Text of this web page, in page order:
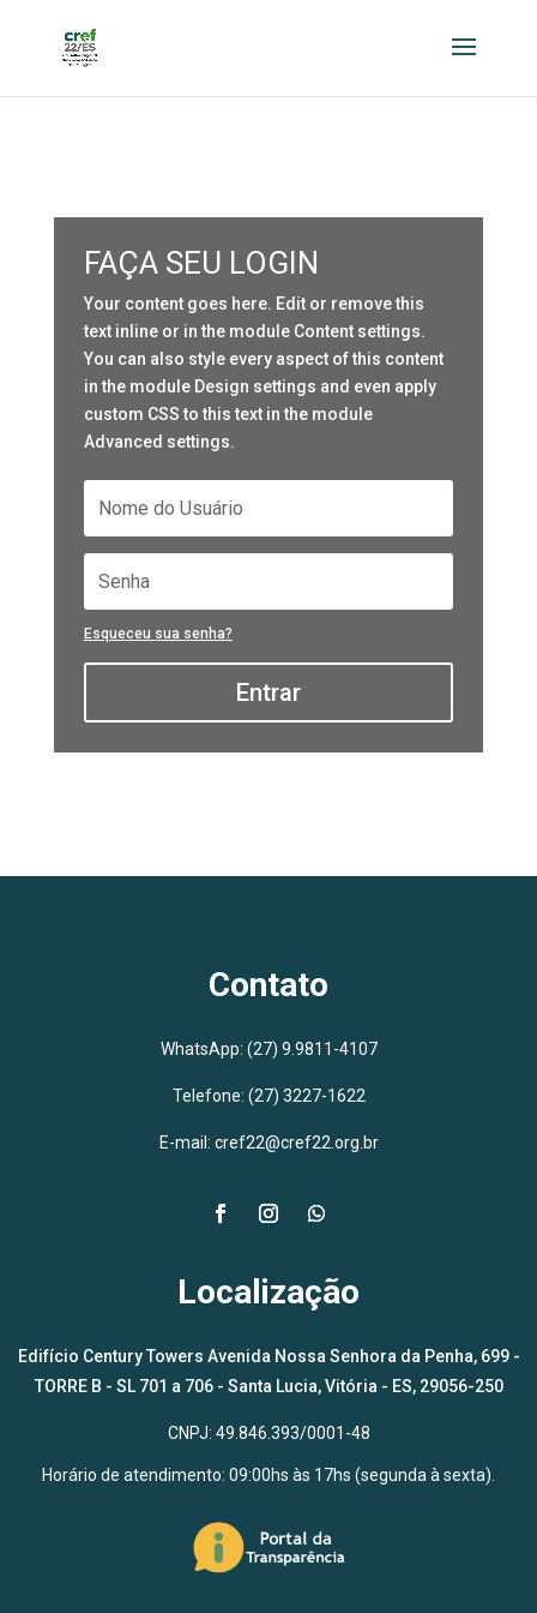
FAÇA SEU LOGIN
Your content goes here. Edit or remove this
text inline or in the module Content settings.
You can also style every aspect of this content
in the module Design settings and even apply
custom CSS to this text in the module
Advanced settings.
Esqueceu sua senha?
Entrar
Contato
WhatsApp: (27) 9.9811-4107
Telefone: (27) 3227-1622
E-mail: cref22@cref22.org.br
Localização
Edifício Century Towers Avenida Nossa Senhora da Penha, 699 -
TORRE B - SL 701 a 706 - Santa Lucia, Vitória - ES, 29056-250
CNPJ: 49.846.393/0001-48
Horário de atendimento: 09:00hs às 17hs (segunda à sexta).